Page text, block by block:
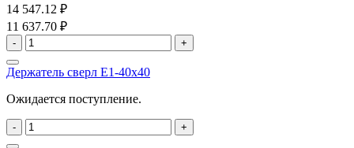
14 547.12 ₽
11 637.70 ₽
- +
Держатель сверл E1-40x40
Ожидается поступление.
- +